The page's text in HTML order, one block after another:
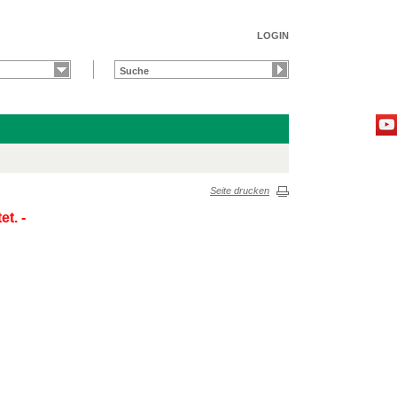
LOGIN
Seite drucken
-